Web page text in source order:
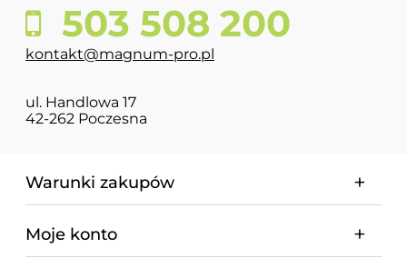
503 508 200
kontakt@magnum-pro.pl
ul. Handlowa 17
42-262 Poczesna
Warunki zakupów
Moje konto